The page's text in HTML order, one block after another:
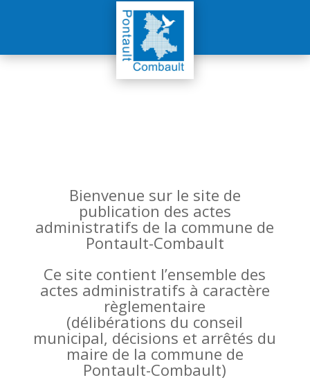
Bienvenue sur le site de
publication des actes
administratifs de la commune de
Pontault-Combault
Ce site contient l’ensemble des
actes administratifs à caractère
règlementaire
(délibérations du conseil
municipal, décisions et arrêtés du
maire de la commune de
Pontault-Combault)